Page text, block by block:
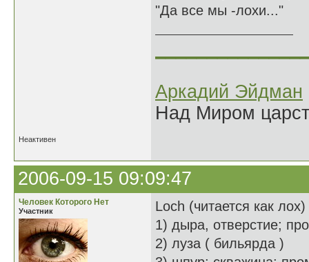
"Да все мы -лохи..."
Аркадий Эйдман
Над Миром
Неактивен
2006-09-15 09:09:47
Человек Которого Нет
Участник
Loch (читается как
1) дыра, отверстие;
2) луза ( бильярда )